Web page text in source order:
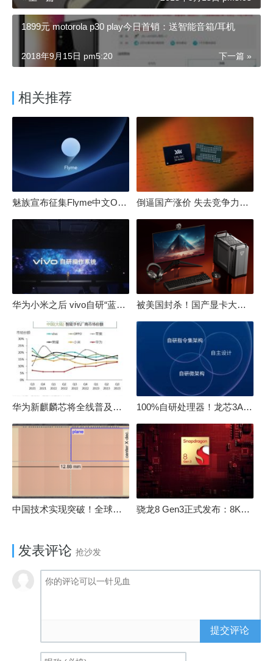
1899元 motorola p30 play今日首销：送智能音箱/耳机
下一篇 »
2018年9月15日 pm5:20
相关推荐
魅族宣布征集Flyme中文OS名：要像鸿蒙、澎湃一样响亮 倒逼国产涨价 失去竞争力！三星要减产50%：SSD必须涨价
华为小米之后 vivo自研“蓝河”操作系统重磅发布 被美国封杀！国产显卡大厂：中国GPU不存在至暗时刻
华为新麒麟芯将全线普及！高中低端全面采用 改写竞争格局 100%自研处理器！龙芯3A6000评测：与10代酷睿互有胜负
中国技术实现突破！全球最先进的3D NAND存储芯片被发现 骁龙8 Gen3正式发布：8K240手游成真！AI性能飙升98％
发表评论 抢沙发
提交评论